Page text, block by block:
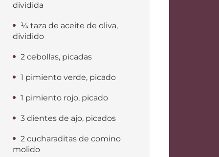
dividida
¼ taza de aceite de oliva,
dividido
2 cebollas, picadas
1 pimiento verde, picado
1 pimiento rojo, picado
3 dientes de ajo, picados
2 cucharaditas de comino
molido